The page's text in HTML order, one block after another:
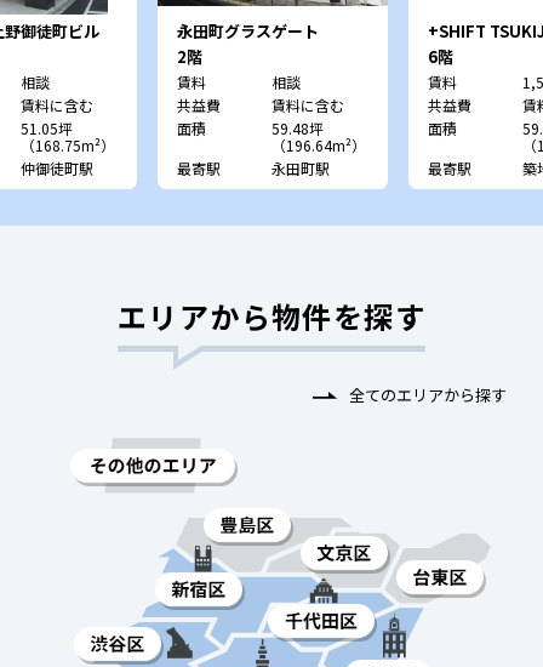
御徒町ビル
相談
賃料に含む
51.05坪
（168.75m²）
仲御徒町駅
永田町グラスゲート
2階
賃料
相談
共益費
賃料に含む
面積
59.48坪
（196.64m²）
最寄駅
永田町駅
+SHIFT
6階
賃料
共益費
賃
面積
最寄駅
築
エリアから物件を探す
全てのエリアから探す